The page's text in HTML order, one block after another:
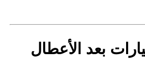
بعد الأعطال